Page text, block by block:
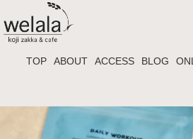
TOP ABOUT ACCESS BLOG